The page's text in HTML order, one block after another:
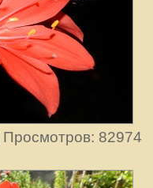
82974